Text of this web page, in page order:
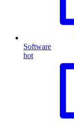
Software
hot